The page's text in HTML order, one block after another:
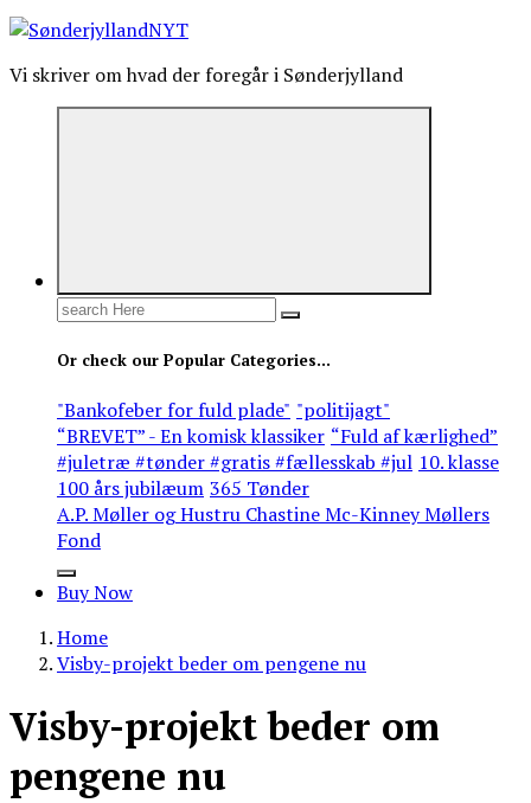
Vi skriver om hvad der foregår i Sønderjylland
Search
Or check our Popular Categories...
"Bankofeber for fuld plade" "politijagt"
“BREVET” - En komisk klassiker “Fuld af kærlighed”
#juletræ #tønder #gratis #fællesskab #jul 10. klasse
100 års jubilæum 365 Tønder
A.P. Møller og Hustru Chastine Mc-Kinney Møllers
Fond
Buy Now
Home
Visby-projekt beder om pengene nu
Visby-projekt beder om
pengene nu